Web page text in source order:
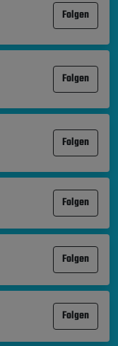
Folgen
Folgen
Folgen
Folgen
Folgen
Folgen